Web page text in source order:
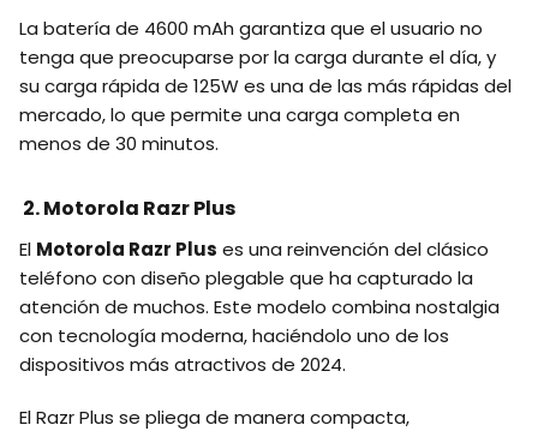
La batería de 4600 mAh garantiza que el usuario no
tenga que preocuparse por la carga durante el día, y
su carga rápida de 125W es una de las más rápidas del
mercado, lo que permite una carga completa en
menos de 30 minutos.
2. Motorola Razr Plus
El Motorola Razr Plus es una reinvención del clásico
teléfono con diseño plegable que ha capturado la
atención de muchos. Este modelo combina nostalgia
con tecnología moderna, haciéndolo uno de los
dispositivos más atractivos de 2024.
El Razr Plus se pliega de manera compacta,